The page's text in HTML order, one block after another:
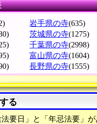
岩手県の寺(635)
茨城県の寺(1275)
千葉県の寺(2998)
富山県の寺(1604)
長野県の寺(1555)
る
要日」と「年忌法要」